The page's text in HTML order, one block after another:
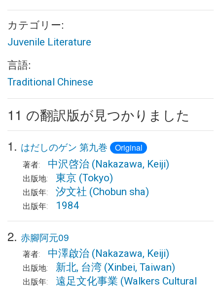
カテゴリー:
Juvenile Literature
言語:
Traditional Chinese
11 の翻訳版が見つかりました
1. はだしのゲン 第九巻 Original
著者: 中沢啓治 (Nakazawa, Keiji)
出版地: 東京 (Tokyo)
出版年: 汐文社 (Chobun sha)
出版年: 1984
2. 赤腳阿元09
著者: 中澤啟治 (Nakazawa, Keiji)
出版地: 新北, 台湾 (Xinbei, Taiwan)
出版年: 遠足文化事業 (Walkers Cultural